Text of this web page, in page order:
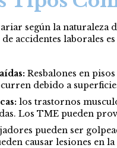
según la
accidentes laborales
Resbalones en
debido a
los trastornos
Los TME pueden
pueden ser
causar lesiones en